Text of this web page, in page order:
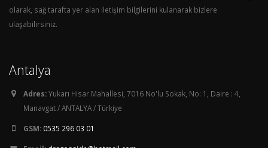
olarak, sağ tarafta yer alan iletişim bilgilerini kulanarak bizlere
ulaşabilirsiniz.
Antalya
Adres:Yukarı Hisar Mahallesi, 7016 No'lu Sokak, No: 1, Daire : 4,
Manavgat / ANTALYA / Türkiye
GSM: 0535 296 03 01